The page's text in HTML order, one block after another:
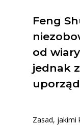
Feng
od
jednak
Zasad, jakimi